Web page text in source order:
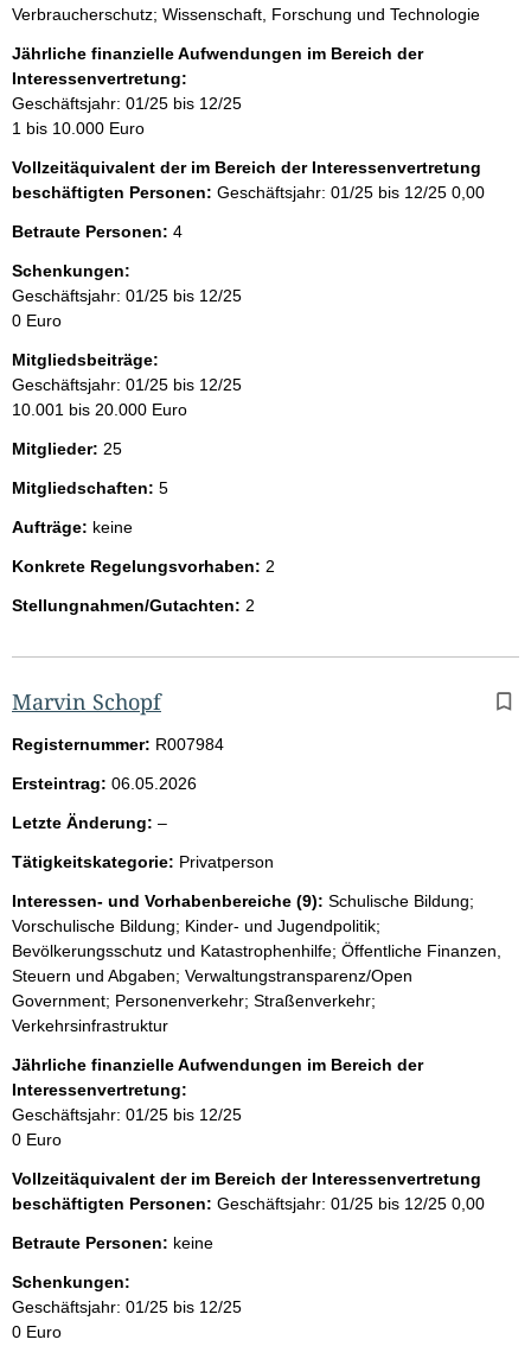
Verbraucherschutz; Wissenschaft, Forschung und Technologie
Jährliche finanzielle Aufwendungen im Bereich der
Interessenvertretung:
Geschäftsjahr: 01/25 bis 12/25
1 bis 10.000 Euro
Vollzeitäquivalent der im Bereich der Interessenvertretung
beschäftigten Personen: Geschäftsjahr: 01/25 bis 12/25 0,00
Betraute Personen: 4
Schenkungen:
Geschäftsjahr: 01/25 bis 12/25
0 Euro
Mitgliedsbeiträge:
Geschäftsjahr: 01/25 bis 12/25
10.001 bis 20.000 Euro
Mitglieder: 25
Mitgliedschaften: 5
Aufträge: keine
Konkrete Regelungsvorhaben: 2
Stellungnahmen/Gutachten: 2
Marvin Schopf
Registernummer: R007984
Ersteintrag: 06.05.2026
Letzte Änderung: –l
e
r
Tätigkeitskategorie: Privatperson
Interessen- und Vorhabenbereiche (9): Schulische Bildung;
Vorschulische Bildung; Kinder- und Jugendpolitik;
Bevölkerungsschutz und Katastrophenhilfe; Öffentliche Finanzen,
Steuern und Abgaben; Verwaltungstransparenz/Open
Government; Personenverkehr; Straßenverkehr;
Verkehrsinfrastruktur
Jährliche finanzielle Aufwendungen im Bereich der
Interessenvertretung:
Geschäftsjahr: 01/25 bis 12/25
0 Euro
Vollzeitäquivalent der im Bereich der Interessenvertretung
beschäftigten Personen: Geschäftsjahr: 01/25 bis 12/25 0,00
Betraute Personen: keine
Schenkungen:
Geschäftsjahr: 01/25 bis 12/25
0 Euro